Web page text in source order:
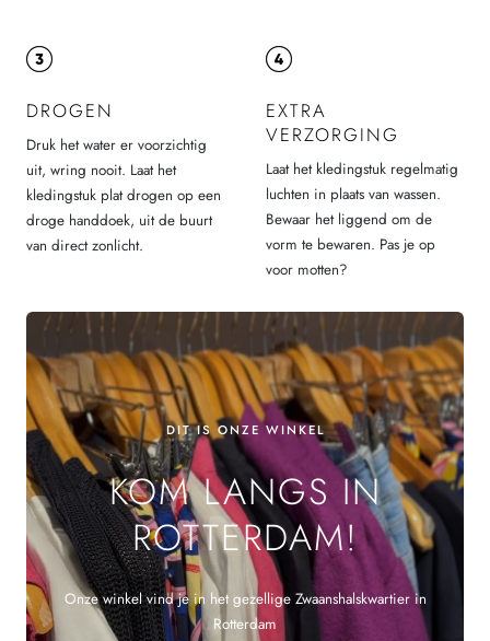
DROGEN
Druk het water er voorzichtig
uit, wring nooit. Laat het
kledingstuk plat drogen op een
droge handdoek, uit de buurt
van direct zonlicht.
EXTRA
VERZORGING
Laat het kledingstuk regelmatig
luchten in plaats van wassen.
Bewaar het liggend om de
vorm te bewaren. Pas je op
voor motten?
DIT IS ONZE WINKEL
KOM LANGS IN
ROTTERDAM!
Onze winkel vind je in het gezellige Zwaanshalskwartier in
Rotterdam